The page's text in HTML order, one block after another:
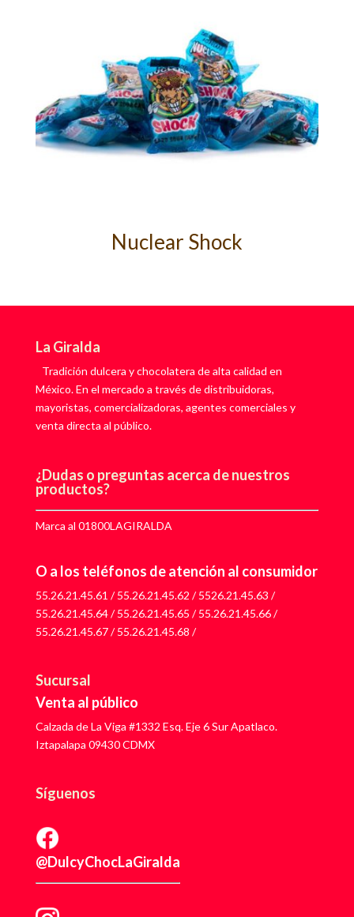
Nuclear Shock
La Giralda
Tradición dulcera y chocolatera de alta calidad en
México. En el mercado a través de distribuidoras,
mayoristas, comercializadoras, agentes comerciales y
venta directa al público.
¿Dudas o preguntas acerca de nuestros
productos?
Marca al 01800LAGIRALDA
O a los teléfonos de atención al consumidor
55.26.21.45.61 /55.26.21.45.62 /5526.21.45.63 /
55.26.21.45.64/55.26.21.45.65 /55.26.21.45.66/
55.26.21.45.67/55.26.21.45.68 /
Sucursal
Venta al público
Calzada de La Viga #1332 Esq. Eje 6 Sur Apatlaco.
Iztapalapa 09430 CDMX
Síguenos
@DulcyChocLaGiralda